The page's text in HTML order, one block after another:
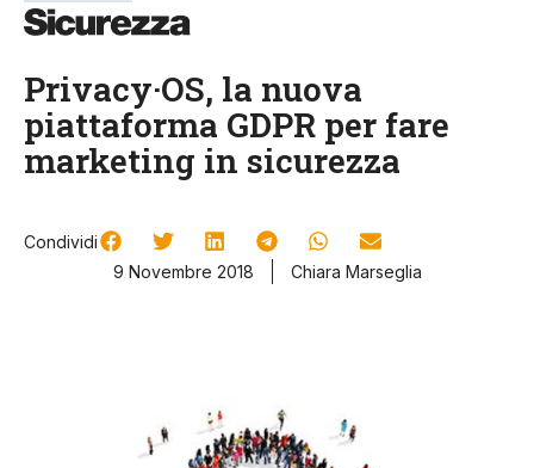
Privacy·OS, la nuova
piattaforma GDPR per fare
marketing in sicurezza
Condividi
9 Novembre 2018
Chiara Marseglia